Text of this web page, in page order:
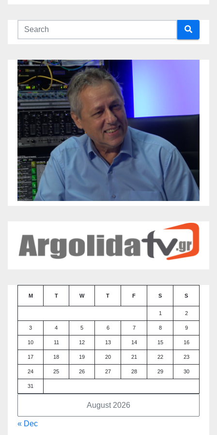
August 2026
M T W T F S S
1 2
3 4 5 6 7 8 9
10 11 12 13 14 15 16
17 18 19 20 21 22 23
24 25 26 27 28 29 30
31
« Dec